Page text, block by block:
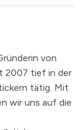
von
2007 tief in der
tätig. Mit
wir uns auf die